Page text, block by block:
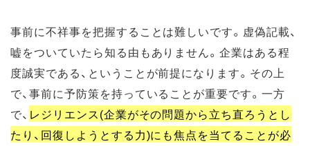
事前に不祥事を把握することは難しいです。虚偽記載、
嘘をついていたら知る由もありません。企業はある程
度誠実である、ということが前提になります。その上
で、事前に予防策を持っていることが重要です。一方
で、 レジリエンス(企業がその問題から立ち直ろうとし
たり、回復しようとする力)にも焦点を当てることが必